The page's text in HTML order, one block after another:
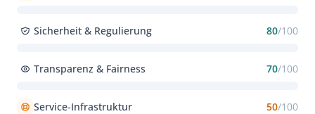
Sicherheit & Regulierung 80/100
Transparenz & Fairness 70/100
Service-Infrastruktur 50/100